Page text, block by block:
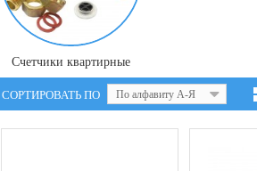
Счетчики квартирные
СОРТИРОВАТЬ ПО По алфавиту А-Я